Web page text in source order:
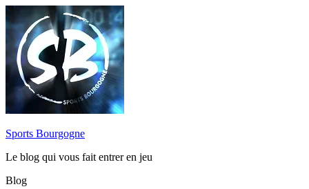
Sports Bourgogne
Le blog qui vous fait entrer en jeu
Blog